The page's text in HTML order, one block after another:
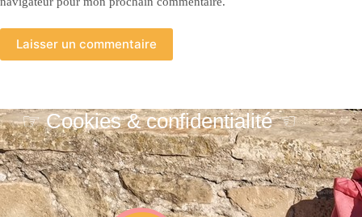
Laisser un commentaire
☞ Cookies & confidentialité ☜